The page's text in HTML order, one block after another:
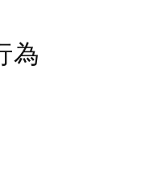
為